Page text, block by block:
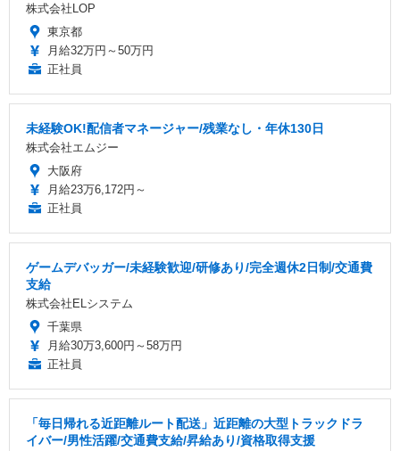
株式会社LOP
東京都
月給32万円～50万円
正社員
未経験OK!配信者マネージャー/残業なし・年休130日
株式会社エムジー
大阪府
月給23万6,172円～
正社員
ゲームデバッガー/未経験歓迎/研修あり/完全週休2日制/交通費
支給
株式会社ELシステム
千葉県
月給30万3,600円～58万円
正社員
「毎日帰れる近距離ルート配送」近距離の大型トラックドラ
イバー/男性活躍/交通費支給/昇給あり/資格取得支援